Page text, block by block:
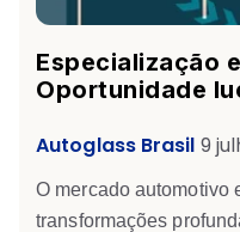
Especialização
Oportunidade
Autoglass Brasil 9
O mercado automotivo
transformações